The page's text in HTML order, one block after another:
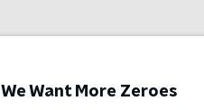
We Want More Zeroes